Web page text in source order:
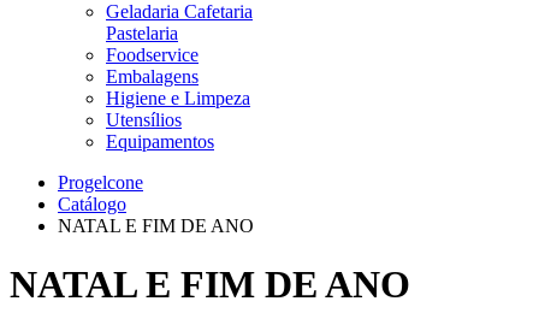
Geladaria Cafetaria
Pastelaria
Foodservice
Embalagens
Higiene e Limpeza
Utensílios
Equipamentos
Progelcone
Catálogo
NATAL E FIM DE ANO
NATAL E FIM DE ANO